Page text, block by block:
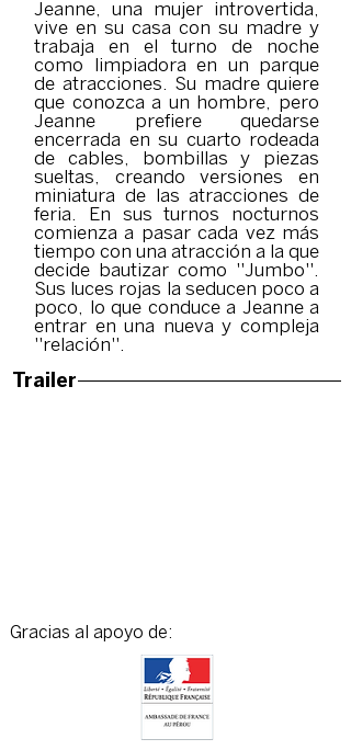
Jeanne, una mujer introvertida,
vive en su casa con su madre y
trabaja en el turno de noche
como limpiadora en un parque
de atracciones. Su madre quiere
que conozca a un hombre, pero
Jeanne prefiere quedarse
encerrada en su cuarto rodeada
de cables, bombillas y piezas
sueltas, creando versiones en
miniatura de las atracciones de
feria. En sus turnos nocturnos
comienza a pasar cada vez más
tiempo con una atracción a la que
decide bautizar como ''Jumbo''.
Sus luces rojas la seducen poco a
poco, lo que conduce a Jeanne a
entrar en una nueva y compleja
''relación''.
Trailer
Gracias al apoyo de: